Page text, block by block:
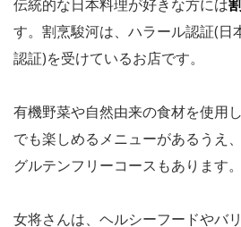
伝統的な日本料理が好きな方には
す。割烹駿河は、ハラール認証(日
認証)を受けているお店です。
有機野菜や自然由来の食材を使用
でも楽しめるメニューがあるうえ
グルテンフリーコースもあります。
女将さんは、ヘルシーフードやバ